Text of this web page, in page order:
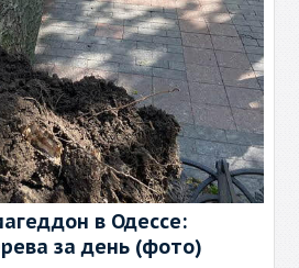
в Одессе:
за день (фото)